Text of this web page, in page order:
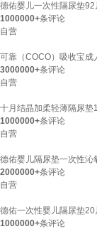
德佑婴儿一次性隔尿垫
1000000+条评论
自营
可靠（COCO）吸收宝
3000000+条评论
自营
十月结晶加柔轻薄隔尿
1000000+条评论
自营
德佑婴儿隔尿垫一次性
2000000+条评论
自营
德佑一次性婴儿隔尿垫
1000000+条评论